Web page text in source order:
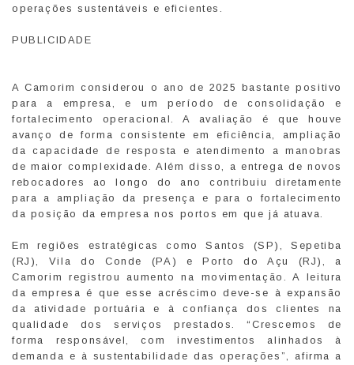
operações sustentáveis e eficientes.
PUBLICIDADE
A Camorim considerou o ano de 2025 bastante positivo
para a empresa, e um período de consolidação e
fortalecimento operacional. A avaliação é que houve
avanço de forma consistente em eficiência, ampliação
da capacidade de resposta e atendimento a manobras
de maior complexidade. Além disso, a entrega de novos
rebocadores ao longo do ano contribuiu diretamente
para a ampliação da presença e para o fortalecimento
da posição da empresa nos portos em que já atuava.
Em regiões estratégicas como Santos (SP), Sepetiba
(RJ), Vila do Conde (PA) e Porto do Açu (RJ), a
Camorim registrou aumento na movimentação. A leitura
da empresa é que esse acréscimo deve-se à expansão
da atividade portuária e à confiança dos clientes na
qualidade dos serviços prestados. “Crescemos de
forma responsável, com investimentos alinhados à
demanda e à sustentabilidade das operações”, afirma a